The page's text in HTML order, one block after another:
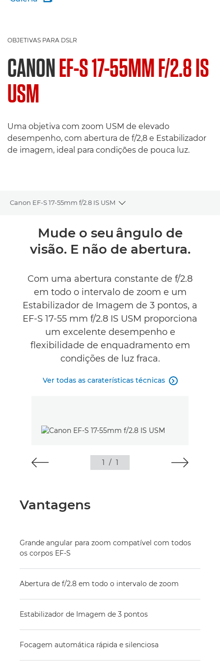
OBJETIVAS PARA DSLR
CANONEF-S 17-55MM F/2.8 IS
USM
Uma objetiva com zoom USM de elevado
desempenho, com abertura de f/2,8 e Estabilizador
de imagem, ideal para condições de pouca luz.
Canon EF-S 17-55mm f/2.8 IS USM
Toggle breadcrumbs
Descrição geral
Caraterísticas técnicas
Mude o seu ângulo de
visão. E não de abertura.
Com uma abertura constante de f/2.8
em todo o intervalo de zoom e um
Estabilizador de Imagem de 3 pontos, a
EF-S 17-55 mm f/2.8 IS USM proporciona
um excelente desempenho e
flexibilidade de enquadramento em
condições de luz fraca.
Ver todas as caraterísticas técnicas 
1 / 1
Vantagens
Grande angular para zoom compatível com todos
os corpos EF-S
Abertura de f/2.8 em todo o intervalo de zoom
Estabilizador de Imagem de 3 pontos
Focagem automática rápida e silenciosa